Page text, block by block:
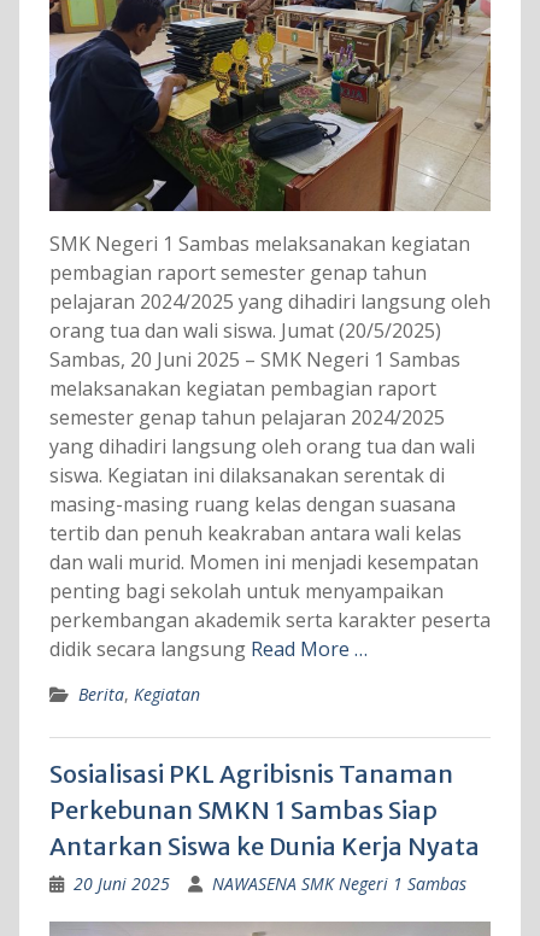
SMK Negeri 1 Sambas melaksanakan kegiatan
pembagian raport semester genap tahun
pelajaran 2024/2025 yang dihadiri langsung oleh
orang tua dan wali siswa. Jumat (20/5/2025)
Sambas, 20 Juni 2025 – SMK Negeri 1 Sambas
melaksanakan kegiatan pembagian raport
semester genap tahun pelajaran 2024/2025
yang dihadiri langsung oleh orang tua dan wali
siswa. Kegiatan ini dilaksanakan serentak di
masing-masing ruang kelas dengan suasana
tertib dan penuh keakraban antara wali kelas
dan wali murid. Momen ini menjadi kesempatan
penting bagi sekolah untuk menyampaikan
perkembangan akademik serta karakter peserta
didik secara langsung Read More …
Berita, Kegiatan
Sosialisasi PKL Agribisnis Tanaman
Perkebunan SMKN 1 Sambas Siap
Antarkan Siswa ke Dunia Kerja Nyata
20 Juni 2025 NAWASENA SMK Negeri 1 Sambas